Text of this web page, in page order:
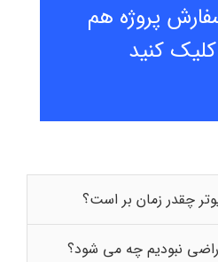
پروژه هم
کنید
چقدر زمان بر است؟
راضی نبودیم چه می شود؟